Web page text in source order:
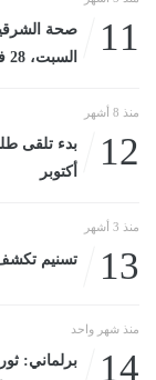
11
السبت، 28 فبراير 2026 09:18 مـ
منذ 8 أشهر
12
أكتوبر
منذ 3 أشهر
13 تسنيم
منذ شهر واحد
14